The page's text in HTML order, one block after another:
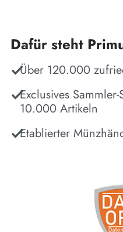
Dafür steht
Über 120.000
Exclusives
10.000 Artikeln
Etablierter